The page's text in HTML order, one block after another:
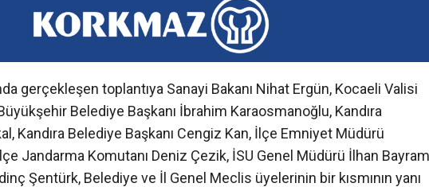
gerçekleşen toplantıya Sanayi Bakanı Nihat Ergün, Kocaeli Valisi
Belediye Başkanı İbrahim Karaosmanoğlu, Kandıra
Kandıra Belediye Başkanı Cengiz Kan, İlçe Emniyet Müdürü
Jandarma Komutanı Deniz Çezik, İSU Genel Müdürü İlhan Bayram,
Şentürk, Belediye ve İl Genel Meclis üyelerinin bir kısmının yanı
yer aldı.
OLMASINDAN YAKINDI